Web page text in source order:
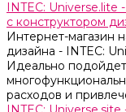
INTEC: Universe.lite
с конструктором
Интернет-магазин
дизайна - INTEC:
Идеально
расходов и